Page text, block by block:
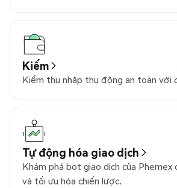
Kiếm
Kiếm thu nhập thụ động an toàn với
Tự động hóa giao dịch
Khám phá bot giao dịch của
và tối ưu hóa chiến lược.